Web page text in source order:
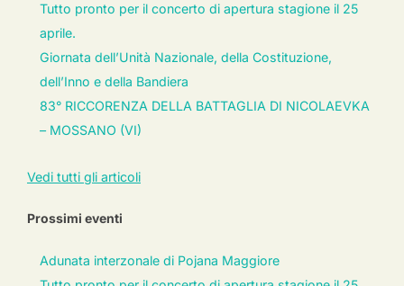
Tutto pronto per il concerto di apertura stagione il 25
aprile.
Giornata dell’Unità Nazionale, della Costituzione,
dell’Inno e della Bandiera
83° RICCORENZA DELLA BATTAGLIA DI NICOLAEVKA
– MOSSANO (VI)
Vedi tutti gli articoli
Prossimi eventi
Adunata interzonale di Pojana Maggiore